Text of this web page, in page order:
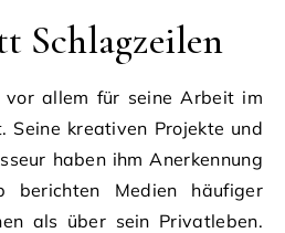
Schlagzeilen
allem für seine Arbeit im
Seine kreativen Projekte und
haben ihm Anerkennung
berichten Medien häufiger
als über sein Privatleben.